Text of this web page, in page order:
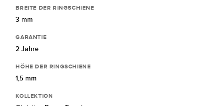
BREITE DER RINGSCHIENE
3 mm
GARANTIE
2 Jahre
HÖHE DER RINGSCHIENE
1,5 mm
KOLLEKTION